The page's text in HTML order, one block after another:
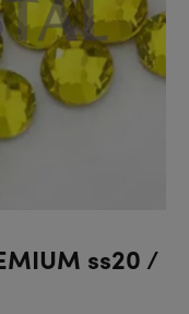
ss20 /